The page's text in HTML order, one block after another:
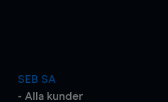
SEB SA
- Alla kunder